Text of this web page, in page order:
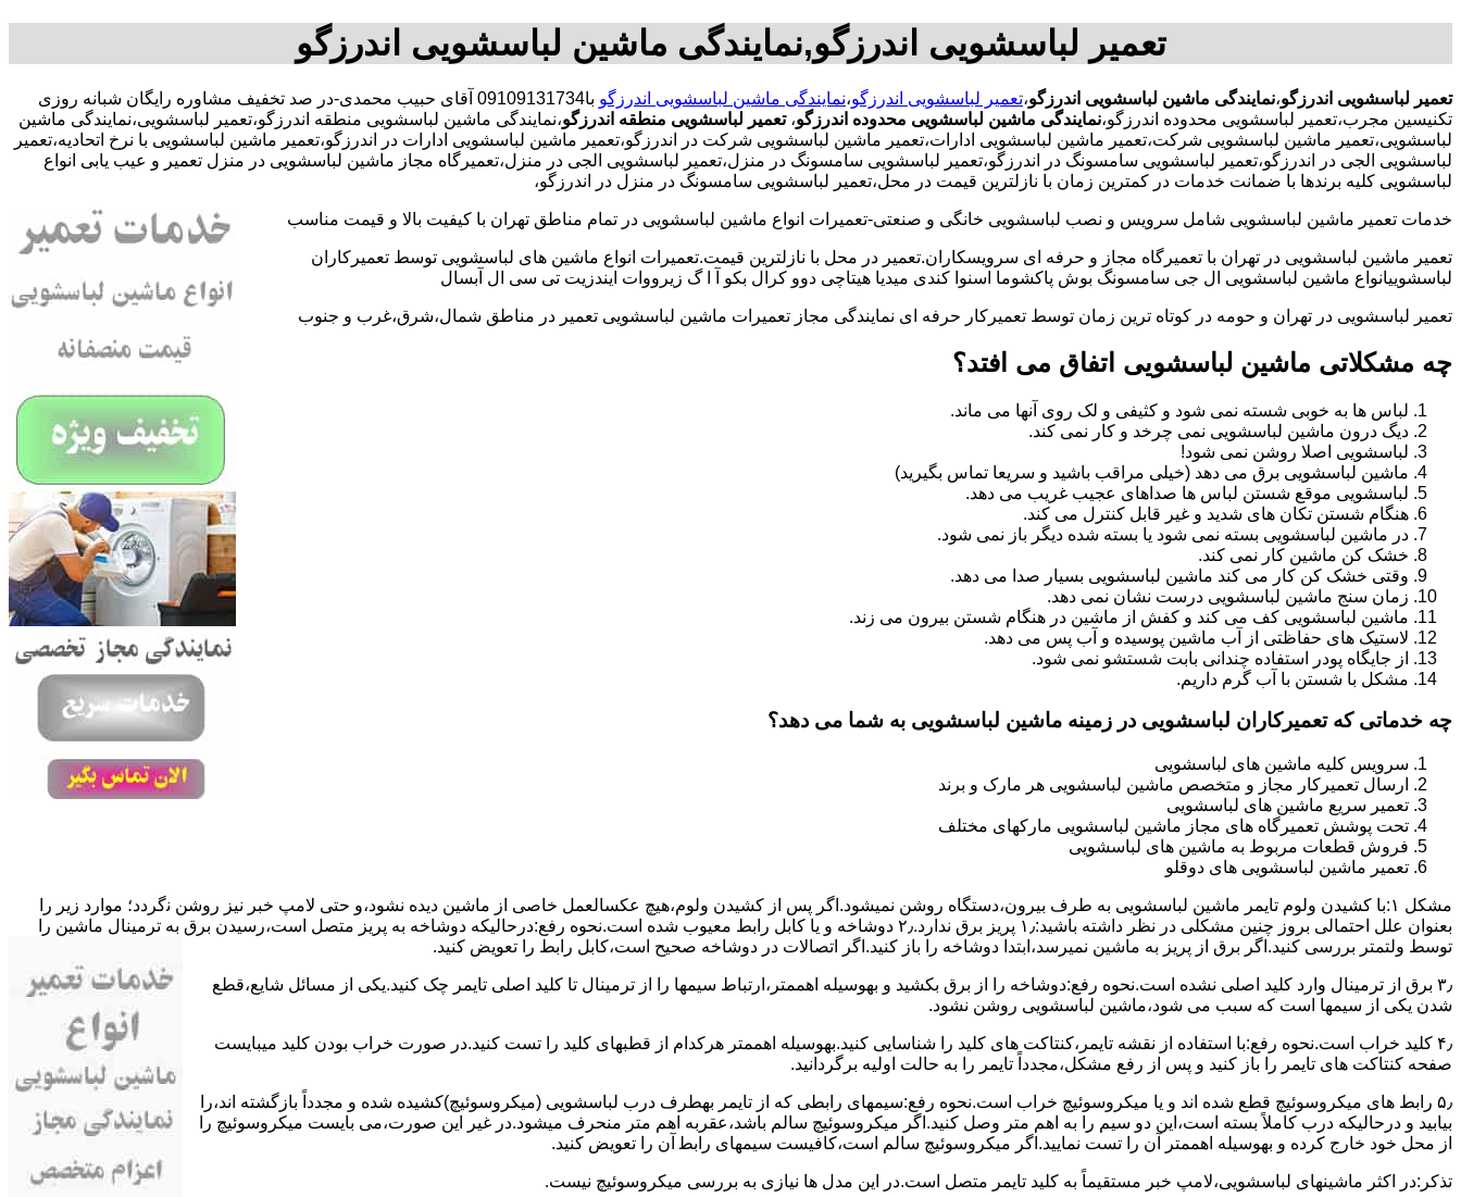
تعمیر لباسشویی اندرزگو,نمایندگی ماشین لباسشویی اندرزگو
تعمیر لباسشویی اندرزگو،نمایندگی ماشین لباسشویی اندرزگو،تعمیر لباسشویی اندرزگو،نمایندگی ماشین لباسشویی اندرزگو
با09109131734 آقای حبیب محمدی-در صد تخفیف مشاوره رایگان شبانه روزی
تکنیسین مجرب،تعمیر لباسشویی محدوده اندرزگو،نمایندگی ماشین لباسشویی محدوده اندرزگو، تعمیر لباسشویی منطقه اندرزگو،نمایندگی ماشین لباسشویی منطقه اندرزگو،تعمیر لباسشویی،نمایندگی ماشین
لباسشویی،تعمیر ماشین لباسشویی شرکت،تعمیر ماشین لباسشویی ادارات،تعمیر ماشین لباسشویی شرکت در اندرزگو،تعمیر ماشین لباسشویی ادارات در اندرزگو،تعمیر ماشین لباسشویی با نرخ اتحادیه،تعمیر
لباسشویی الجی در اندرزگو،تعمیر لباسشویی سامسونگ در اندرزگو،تعمیر لباسشویی سامسونگ در منزل،تعمیر لباسشویی الجی در منزل،تعمیرگاه مجاز ماشین لباسشویی در منزل تعمیر و عیب یابی انواع
لباسشویی کلیه برندها با ضمانت خدمات در کمترین زمان با نازلترین قیمت در محل،تعمیر لباسشویی سامسونگ در منزل در اندرزگو،
خدمات تعمیر ماشین لباسشویی شامل سرویس و نصب لباسشویی خانگی و صنعتی-تعمیرات انواع ماشین لباسشویی در تمام مناطق تهران با کیفیت بالا و قیمت مناسب
تعمیر ماشین لباسشویی در تهران با تعمیرگاه مجاز و حرفه ای سرویسکاران.تعمیر در محل با نازلترین قیمت.تعمیرات انواع ماشین های لباسشویی توسط تعمیرکاران
لباسشوییانواع ماشین لباسشویی ال جی سامسونگ بوش پاکشوما اسنوا کندی میدیا هیتاچی دوو کرال بکو آ ا گ زیرووات ایندزیت تی سی ال آبسال
تعمیر لباسشویی در تهران و حومه در کوتاه ترین زمان توسط تعمیرکار حرفه ای نمایندگی مجاز تعمیرات ماشین لباسشویی تعمیر در مناطق شمال،شرق،غرب و جنوب
چه مشکلاتی ماشین لباسشویی اتفاق می افتد؟
لباس ها به خوبی شسته نمی شود و کثیفی و لک روی آنها می ماند.
دیگ درون ماشین لباسشویی نمی چرخد و کار نمی کند.
لباسشویی اصلا روشن نمی شود!
ماشین لباسشویی برق می دهد (خیلی مراقب باشید و سریعا تماس بگیرید)
لباسشویی موقع شستن لباس ها صداهای عجیب غریب می دهد.
هنگام شستن تکان های شدید و غیر قابل کنترل می کند.
در ماشین لباسشویی بسته نمی شود یا بسته شده دیگر باز نمی شود.
خشک کن ماشین کار نمی کند.
وقتی خشک کن کار می کند ماشین لباسشویی بسیار صدا می دهد.
زمان سنج ماشین لباسشویی درست نشان نمی دهد.
ماشین لباسشویی کف می کند و کفش از ماشین در هنگام شستن بیرون می زند.
لاستیک های حفاظتی از آب ماشین پوسیده و آب پس می دهد.
از جایگاه پودر استفاده چندانی بابت شستشو نمی شود.
مشکل با شستن با آب گرم داریم.
چه خدماتی که تعمیرکاران لباسشویی در زمینه ماشین لباسشویی به شما می دهد؟
سرویس کلیه ماشین های لباسشویی
ارسال تعمیرکار مجاز و متخصص ماشین لباسشویی هر مارک و برند
تعمیر سریع ماشین های لباسشویی
تحت پوشش تعمیرگاه های مجاز ماشین لباسشویی مارکهای مختلف
فروش قطعات مربوط به ماشین های لباسشویی
تعمیر ماشین لباسشویی های دوقلو
مشکل ۱:ﺑﺎ ﮐﺸﯿﺪن وﻟﻮم ﺗﺎﯾﻤﺮ ماشین لباسشویی به طرف ﺑﯿﺮون،دستگاه روﺷﻦ نمیشود.اﮔﺮ ﭘﺲ از ﮐﺸﯿﺪن وﻟﻮم،ﻫﯿﭻ عکسالعمل ﺧﺎﺻﯽ از ﻣﺎﺷﯿﻦ دﯾﺪه نشود،و حتی ﻻﻣﭗ ﺧﺒﺮ ﻧﯿﺰ روﺷﻦ ﻧگردد؛ موارد زیر را
بعنوان ﻋﻠﻞ احتمالی بروز چنین مشکلی در نظر داشته باشید:۱٫ ﭘﺮﯾﺰ ﺑﺮق ﻧﺪارد.۲٫ دوﺷﺎﺧﻪ و ﯾﺎ ﮐﺎﺑﻞ راﺑﻂ ﻣﻌﯿﻮب ﺷﺪه است.نحوه رفع:درحالیکه دوﺷﺎﺧﻪ ﺑﻪ ﭘﺮﯾﺰ ﻣﺘﺼﻞ اﺳﺖ،رﺳﯿﺪن ﺑﺮق ﺑﻪ ﺗﺮﻣﯿﻨﺎل ﻣﺎﺷﯿﻦ را
ﺗﻮﺳﻂ ولتمتر بررسی ﮐﻨﯿﺪ.اﮔﺮ ﺑﺮق از ﭘﺮﯾﺰ ﺑﻪ ﻣﺎﺷﯿﻦ نمیرسد،اﺑﺘﺪا دوشاخه را باز کنید.اﮔﺮ اﺗﺼﺎﻻت در دوشاخه ﺻﺤﯿﺢ اﺳﺖ،ﮐﺎﺑﻞ راﺑﻂ را ﺗﻌﻮﯾﺾ کنید.
۳٫ ﺑﺮق از ﺗﺮﻣﯿﻨﺎل وارد ﮐﻠﯿﺪ اﺻﻠﯽ ﻧﺸﺪه است.نحوه رﻓﻊ:دوشاخه را از ﺑﺮق بکشید و بهوسیله اهممتر،ارﺗﺒﺎط سیمها را از ﺗﺮﻣﯿﻨﺎل ﺗﺎ ﮐﻠﯿﺪ اﺻﻠﯽ ﺗﺎﯾﻤﺮ چک کنید.یکی از مسائل شایع،ﻗﻄﻊ
شدن ﯾﮑﯽ از سیمها است که سبب می شود،ﻣﺎﺷﯿﻦ لباسشویی روﺷﻦ نشود.
۴٫ ﮐﻠﯿﺪ ﺧﺮاب اﺳﺖ.نحوه رفع:ﺑﺎ اﺳﺘﻔﺎده از ﻧﻘﺸﻪ ﺗﺎﯾﻤﺮ،ﮐﻨﺘﺎﮐﺖ ﻫﺎی ﮐﻠﯿﺪ را ﺷﻨﺎﺳﺎﯾﯽ کنید.بهوسیله اهممتر هرکدام از قطبهای ﮐﻠﯿﺪ را ﺗﺴﺖ ﮐﻨﯿﺪ.در ﺻﻮرت ﺧﺮاب ﺑﻮدن ﮐﻠﯿﺪ میبایست
ﺻﻔﺤﻪ ﮐﻨﺘﺎﮐﺖ ﻫﺎی ﺗﺎﯾﻤﺮ را باز کنید و ﭘﺲ از رﻓﻊ مشکل،مجدداً ﺗﺎﯾﻤﺮ را به حالت اوﻟﯿﻪ برگردانید.
۵٫ رابط های ﻣﯿﮑﺮوﺳﻮﺋﯿﭻ ﻗﻄﻊ شده اند و ﯾﺎ ﻣﯿﮑﺮوﺳﻮﺋﯿﭻ ﺧﺮاب اﺳﺖ.نحوه رفع:سیمهای راﺑﻄﯽ ﮐﻪ از ﺗﺎﯾﻤﺮ بهطرف درب لباسشویی (ﻣﯿﮑﺮوﺳﻮﺋﯿﭻ)کشیده شده و مجدداً بازگشته اند،را
ﺑﯿﺎﺑﯿﺪ و درحالیکه درب کاملاً ﺑﺴﺘﻪ اﺳﺖ،اﯾﻦ دو ﺳﯿﻢ را ﺑﻪ اﻫﻢ ﻣﺘﺮ وصل کنید.اﮔﺮ ﻣﯿﮑﺮوﺳﻮﺋﯿﭻ ﺳﺎﻟﻢ ﺑﺎﺷﺪ،ﻋﻘﺮﺑﻪ اهم متر ﻣﻨﺤﺮف میشود.در ﻏﯿﺮ اﯾﻦ ﺻﻮرت،می بایست ﻣﯿﮑﺮوﺳﻮﺋﯿﭻ را
از ﻣﺤﻞ خود ﺧﺎرج کرده و بهوسیله اهممتر آن را ﺗﺴﺖ ﻧﻤﺎﯾﯿﺪ.اﮔﺮ ﻣﯿﮑﺮوﺳﻮﺋﯿﭻ ﺳﺎﻟﻢ اﺳﺖ،ﮐﺎﻓﯿﺴﺖ سیمهای راﺑﻄ آن را ﺗﻌﻮﯾﺾ کنید.
ﺗﺬﮐﺮ:در اﮐﺜﺮ ماشینهای لباسشویی،ﻻﻣﭗ ﺧﺒﺮ مستقیماً ﺑﻪ ﮐﻠﯿﺪ ﺗﺎﯾﻤﺮ ﻣﺘﺼﻞ اﺳﺖ.در اﯾﻦ مدل ها ﻧﯿﺎزی ﺑﻪ بررسی ﻣﯿﮑﺮوﺳﻮﺋﯿﭻ نیست.